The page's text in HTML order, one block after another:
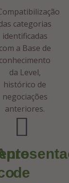
categorias
identificadas
com a Base de
conhecimento
da Level,
histórico de
negociações
anteriores.
de